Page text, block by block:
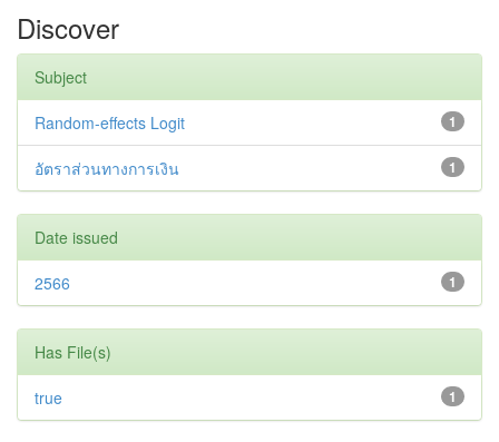
Discover
Subject
1
Random-effects Logit
1
อัตราส่วนทางการเงิน
Date issued
1
2566
Has File(s)
1
true